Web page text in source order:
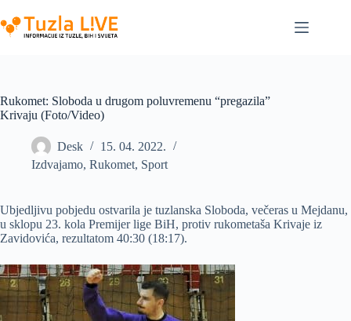
to
content
Rukomet: Sloboda u drugom poluvremenu “pregazila”
Krivaju (Foto/Video)
Desk
15. 04. 2022.
Izdvajamo, Rukomet, Sport
Ubjedljivu pobjedu ostvarila je tuzlanska Sloboda, večeras u Mejdanu,
u sklopu 23. kola Premijer lige BiH, protiv rukometaša Krivaje iz
Zavidovića, rezultatom 40:30 (18:17).